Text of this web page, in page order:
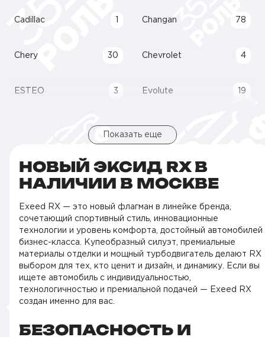
Cadillac Changan 78
Chery 30 Chevrolet 4
ESTEO 3 Evolute 19
Показать еще
НОВЫЙ ЭКСИД RX В
НАЛИЧИИ В МОСКВЕ
Exeed RX — это новый флагман в линейке бренда,
сочетающий спортивный стиль, инновационные
технологии и уровень комфорта, достойный автомобилей
бизнес-класса. Купеобразный силуэт, премиальные
материалы отделки и мощный турбодвигатель делают RX
выбором для тех, кто ценит и дизайн, и динамику. Если вы
ищете автомобиль с индивидуальностью,
технологичностью и премиальной подачей — Exeed RX
создан именно для вас.
БЕЗОПАСНОСТЬ И